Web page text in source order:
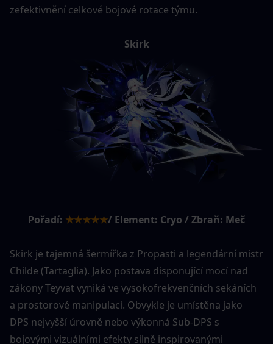
zefektivnění celkové bojové rotace týmu.
Skirk
Pořadí: ★★★★★/ Element: Cryo / Zbraň: Meč
Skirk je tajemná šermířka z Propasti a legendární mistr
Childe (Tartaglia). Jako postava disponující mocí nad
zákony Teyvat vyniká ve vysokofrekvenčních sekáních
a prostorové manipulaci. Obvykle je umístěna jako
DPS nejvyšší úrovně nebo výkonná Sub-DPS s
bojovými vizuálními efekty silně inspirovanými